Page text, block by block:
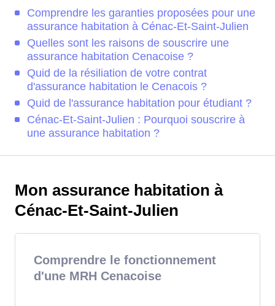
Comprendre les garanties proposées pour une
assurance habitation à Cénac-Et-Saint-Julien
Quelles sont les raisons de souscrire une
assurance habitation Cenacoise ?
Quid de la résiliation de votre contrat
d'assurance habitation le Cenacois ?
Quid de l'assurance habitation pour étudiant ?
Cénac-Et-Saint-Julien : Pourquoi souscrire à
une assurance habitation ?
Mon assurance habitation à
Cénac-Et-Saint-Julien
Comprendre le fonctionnement
d'une MRH Cenacoise